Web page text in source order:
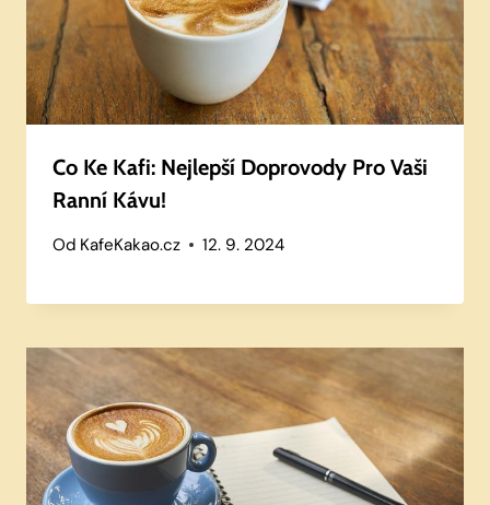
Co Ke Kafi: Nejlepší Doprovody Pro Vaši
Ranní Kávu!
Od KafeKakao.cz 12. 9. 2024